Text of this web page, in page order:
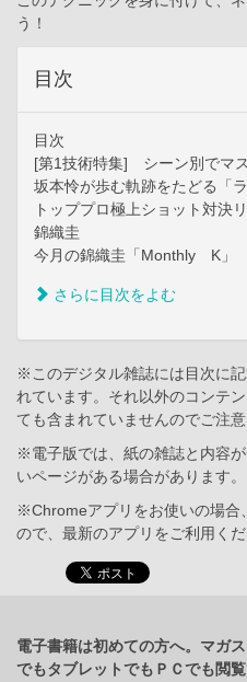
う！
目次
目次
[第1技術特集] シーン別でマ
坂本怜が歩む軌跡をたどる「
トッププロ極上ショット対
錦織圭
今月の錦織圭「Monthly K」
さらに目次をよむ
※このデジタル雑誌には目次に
れています。それ以外のコンテ
ても含まれていませんのでご注意
※電子版では、紙の雑誌と内容
いページがある場合があります。
※Chromeアプリをお使いの場合
ので、最新のアプリをご利用くだ
電子書籍は初めての方へ。マガ
でもタブレットでもＰＣでも閲覧